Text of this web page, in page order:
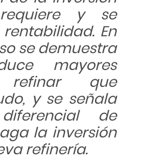
y se
En
se demuestra
mayores
refinar que
y se señala
de
la inversión
refinería.